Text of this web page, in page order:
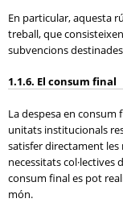
En particular, aquesta
treball, que
subvencions
1.1.6. El consum final
La despesa en consum
unitats institucionals
satisfer directament les
necessitats col·lectives
consum final es pot
món.